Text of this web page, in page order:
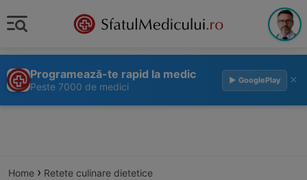
Programează-te rapid la medic
Peste 7000 de medici
▶ GooglePlay ×
Home › Retete culinare dietetice